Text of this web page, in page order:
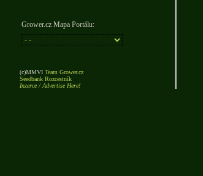
Grower.cz Mapa Portálu:
(c)MMVI Team Grower.cz
Seedbank Rozcestník
Inzerce / Advertise Here!